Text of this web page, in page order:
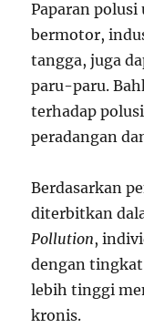
Paparan
bermotor,
tangga, juga
paru-paru.
terhadap
peradangan
Berdasarkan
diterbitkan
Pollution,
dengan
lebih tinggi
kronis.